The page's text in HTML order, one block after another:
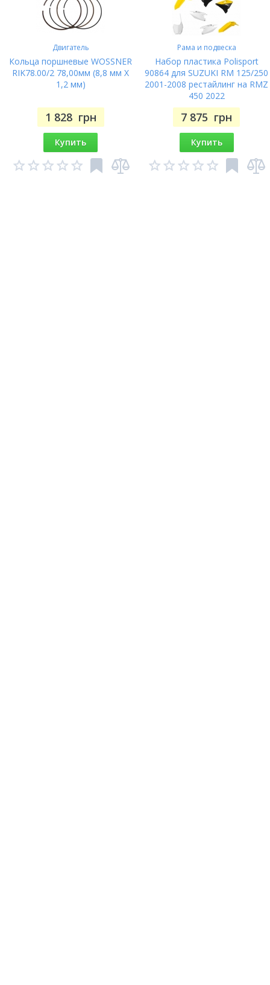
Двигатель
Кольца поршневые WOSSNER
RIK78.00/2 78,00мм (8,8 мм X
1,2 мм)
1 828 грн
Купить
Рама и подвеска
Набор пластика Polisport
90864 для SUZUKI RM 125/250
2001-2008 рестайлинг на RMZ
450 2022
7 875 грн
Купить